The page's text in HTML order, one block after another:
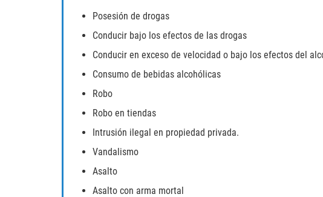
Posesión de drogas
Conducir bajo los efectos de las drogas
Conducir en exceso de velocidad o bajo los efectos del
Consumo de bebidas alcohólicas
Robo
Robo en tiendas
Intrusión ilegal en propiedad privada.
Vandalismo
Asalto
Asalto con arma mortal